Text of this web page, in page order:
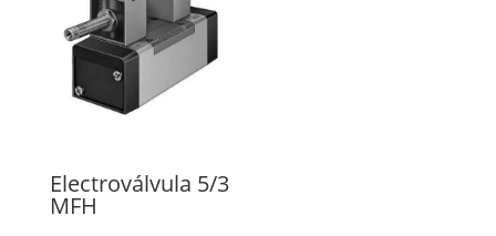
Electroválvula 5/3
MFH